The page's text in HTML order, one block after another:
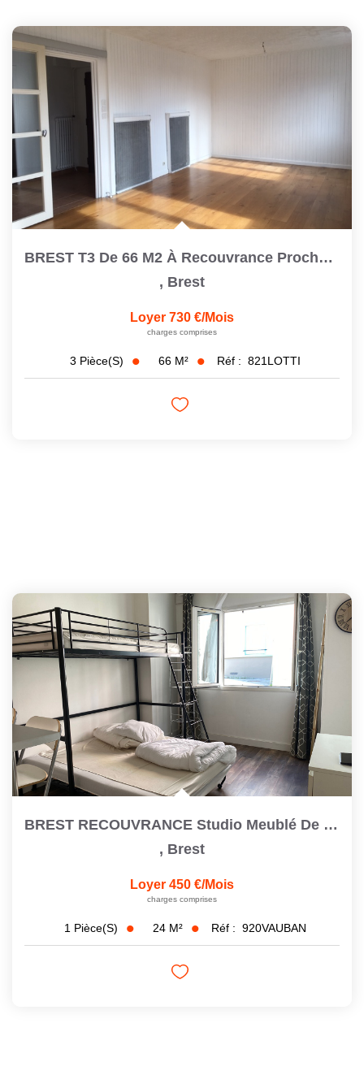
BREST T3 De 66 M2 À Recouvrance Proche Cafarelli Avec Un...
, Brest
Loyer 730 €/mois
charges comprises
3 Pièce(s) 66 M² Réf : 821LOTTI
BREST RECOUVRANCE Studio Meublé De 23,6 M2
, Brest
Loyer 450 €/mois
charges comprises
1 Pièce(s) 24 M² Réf : 920VAUBAN